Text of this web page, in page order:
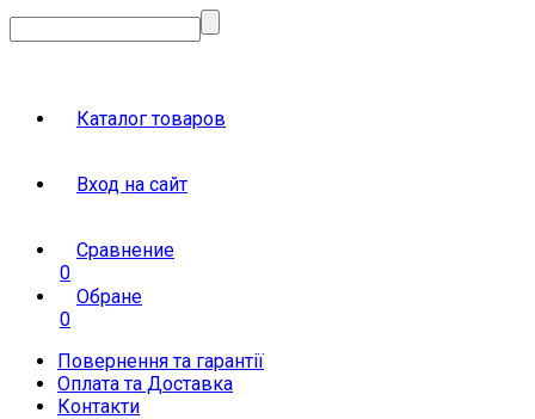
Каталог товаров
Вход на сайт
Сравнение
0
Обране
0
Повернення та гарантії
Оплата та Доставка
Контакти